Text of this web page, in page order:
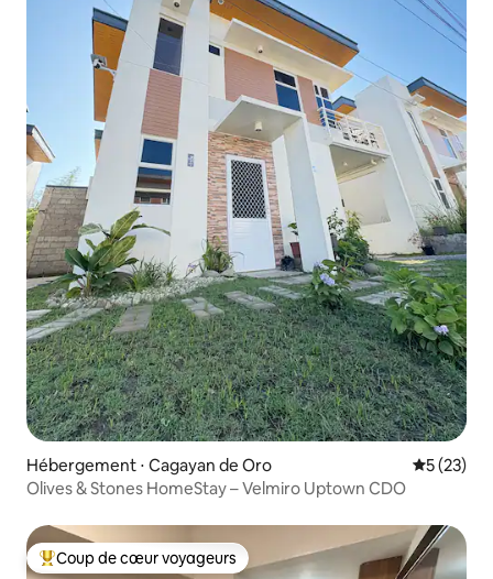
Hébergement ⋅ Cagayan de Oro
5 (23)
Olives & Stones HomeStay – Velmiro Uptown CDO
Coups de cœur voyageurs les plus appréciés
Coup de cœur voyageurs